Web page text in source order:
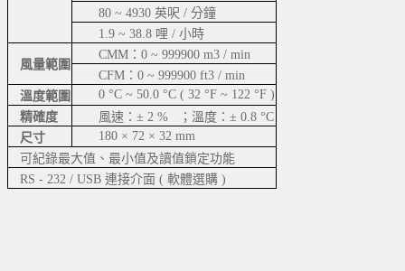
80 ~ 4930 英呎 / 分鐘
1.9 ~ 38.8 哩 / 小時
風量範圍
CMM：0 ~ 999900 m3 / min
CFM：0 ~ 999900 ft3 / min
溫度範圍
0 °C ~ 50.0 °C ( 32 °F ~ 122 °F )
精確度
風速：± 2 % ；溫度：± 0.8 °C
尺寸
180 × 72 × 32 mm
可紀錄最大值、最小值及讀值鎖定功能
RS - 232 / USB 連接介面 ( 軟體選購 )